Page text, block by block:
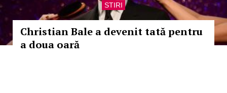
STIRI
Christian Bale a devenit tată pentru
a doua oară